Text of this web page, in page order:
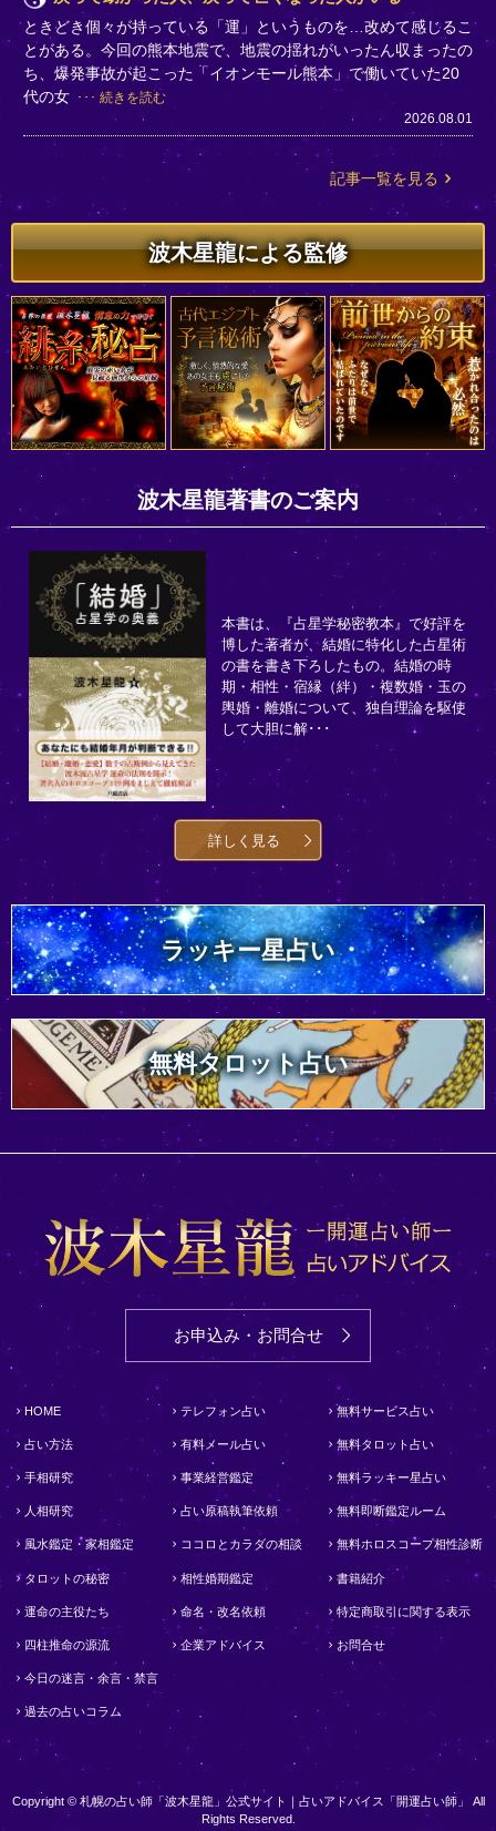
ときどき個々が持っている「運」というものを…改めて感じるこ
とがある。今回の熊本地震で、地震の揺れがいったん収まったの
ち、爆発事故が起こった「イオンモール熊本」で働いていた20
代の女
続きを読む
2026.08.01
記事一覧を見る
波木星龍による監修
波木星龍著書のご案内
本書は、『占星学秘密教本』で好評を
博した著者が、結婚に特化した占星術
の書を書き下ろしたもの。結婚の時
期・相性・宿縁（絆）・複数婚・玉の
輿婚・離婚について、独自理論を駆使
して大胆に解･･･
詳しく見る
ラッキー星占い
無料タロット占い
お申込み・お問合せ
HOME
占い方法
手相研究
人相研究
風水鑑定・家相鑑定
タロットの秘密
運命の主役たち
四柱推命の源流
今日の迷言・余言・禁言
過去の占いコラム
テレフォン占い
有料メール占い
事業経営鑑定
占い原稿執筆依頼
ココロとカラダの相談
相性婚期鑑定
命名・改名依頼
企業アドバイス
無料サービス占い
無料タロット占い
無料ラッキー星占い
無料即断鑑定ルーム
無料ホロスコープ相性診断
書籍紹介
特定商取引に関する表示
お問合せ
Copyright © 札幌の占い師「波木星龍」公式サイト｜占いアドバイス「開運占い師」 All
Rights Reserved.